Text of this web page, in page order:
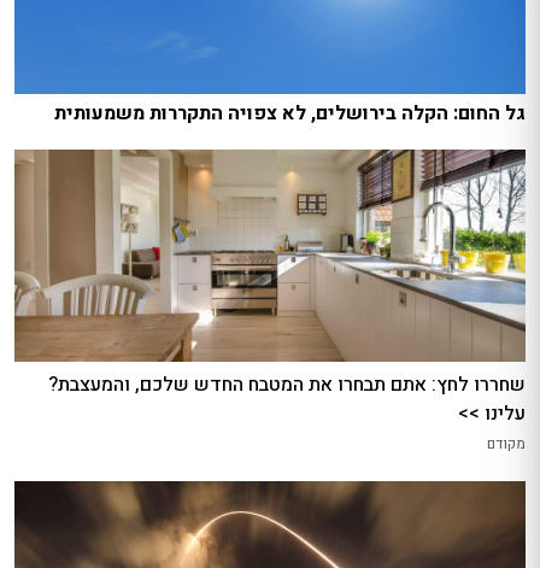
גל החום: הקלה בירושלים, לא צפויה התקררות משמעותית
שחררו לחץ: אתם תבחרו את המטבח החדש שלכם, והמעצבת?
עלינו >>
מקודם